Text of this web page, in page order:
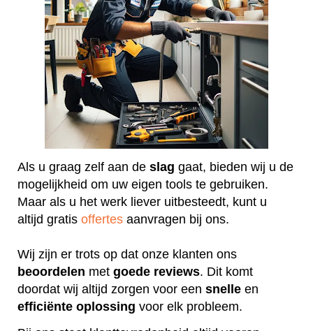
Als u graag zelf aan de slag gaat, bieden wij u de
mogelijkheid om uw eigen tools te gebruiken.
Maar als u het werk liever uitbesteedt, kunt u
altijd gratis offertes aanvragen bij ons.
Wij zijn er trots op dat onze klanten ons
beoordelen met goede reviews. Dit komt
doordat wij altijd zorgen voor een snelle en
efficiënte oplossing voor elk probleem.